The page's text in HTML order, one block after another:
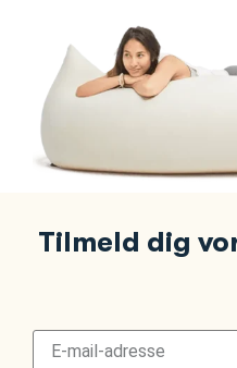
Tilmeld dig